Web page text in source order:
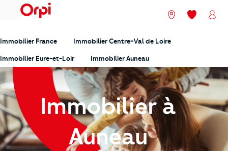
menu Nos agences
Mes
Immobilier France Immobilier Centre-Val de Loire
Immobilier Eure-et-Loir Immobilier Auneau
Immobilier à
Auneau